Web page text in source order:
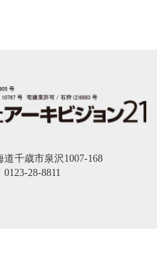
道千歳市泉沢1007-168
28-8811